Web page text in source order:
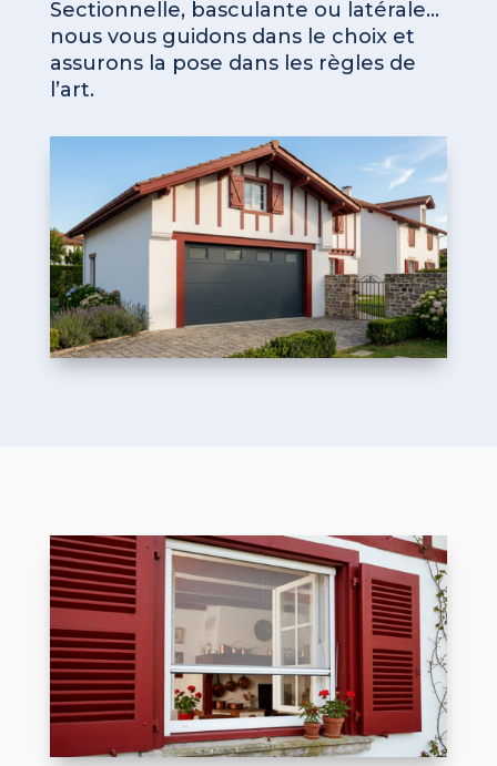
Sectionnelle, basculante ou latérale…
nous vous guidons dans le choix et
assurons la pose dans les règles de
l’art.